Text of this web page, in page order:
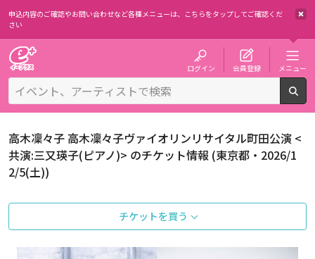
申込内容のご確認やお問い合わせなど各種メニューは、 こちらをタップしてご確認くだ
さい
ログイン 会員登録 メニュー
高木凜々子 高木凜々子ヴァイオリンリサイタル町田公演 <
共演:三又瑛子(ピアノ)> のチケット情報 (東京都・2026/1
2/5(土))
チケットを買う